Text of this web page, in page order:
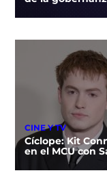
CINE Y TV
Cíclope: Kit
en el MCU con